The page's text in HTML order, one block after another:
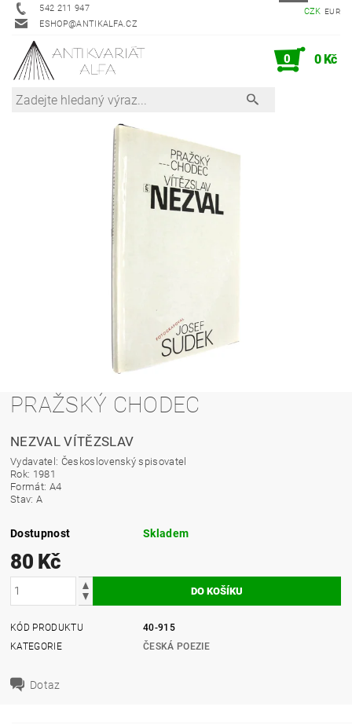
542 211 947
ESHOP@ANTIKALFA.CZ
CZK EUR
0 0 Kč
PRAŽSKÝ CHODEC
NEZVAL VÍTĚZSLAV
Vydavatel: Československý spisovatel
Rok: 1981
Formát: A4
Stav: A
Dostupnost Skladem
80 Kč
KÓD PRODUKTU
40-915
KATEGORIE
ČESKÁ POEZIE
Dotaz